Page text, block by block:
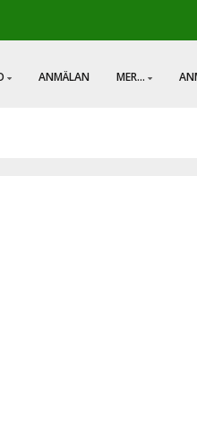
ANMÄLAN MER...